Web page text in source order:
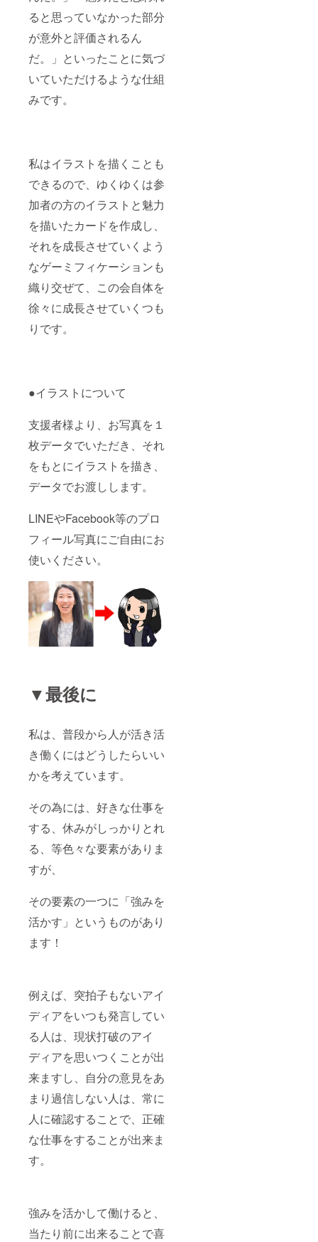
ると思っていなかった部分
が意外と評価されるん
だ。」といったことに気づ
いていただけるような仕組
みです。
私はイラストを描くことも
できるので、ゆくゆくは参
加者の方のイラストと魅力
を描いたカードを作成し、
それを成長させていくよう
なゲーミフィケーションも
織り交ぜて、この会自体を
徐々に成長させていくつも
りです。
●イラストについて
支援者様より、お写真を１
枚データでいただき、それ
をもとにイラストを描き、
データでお渡しします。
LINEやFacebook等のプロ
フィール写真にご自由にお
使いください。
▼最後に
私は、普段から人が活き活
き働くにはどうしたらいい
かを考えています。
その為には、好きな仕事を
する、休みがしっかりとれ
る、等色々な要素がありま
すが、
その要素の一つに「強みを
活かす」というものがあり
ます！
例えば、突拍子もないアイ
ディアをいつも発言してい
る人は、現状打破のアイ
ディアを思いつくことが出
来ますし、自分の意見をあ
まり過信しない人は、常に
人に確認することで、正確
な仕事をすることが出来ま
す。
強みを活かして働けると、
当たり前に出来ることで喜